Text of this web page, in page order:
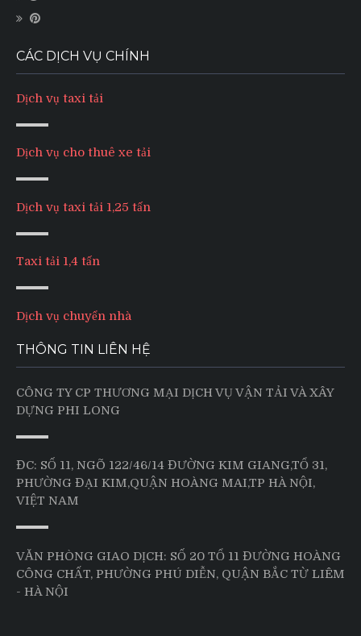
CÁC DỊCH VỤ CHÍNH
Dịch vụ taxi tải
Dịch vụ cho thuê xe tải
Dịch vụ taxi tải 1,25 tấn
Taxi tải 1,4 tấn
Dịch vụ chuyển nhà
THÔNG TIN LIÊN HỆ
CÔNG TY CP THƯƠNG MẠI DỊCH VỤ VẬN TẢI VÀ XÂY
DỰNG PHI LONG
ĐC: SỐ 11, NGÕ 122/46/14 ĐƯỜNG KIM GIANG,TỔ 31,
PHƯỜNG ĐẠI KIM,QUẬN HOÀNG MAI,TP HÀ NỘI,
VIỆT NAM
VĂN PHÒNG GIAO DỊCH: SỐ 20 TỔ 11 ĐƯỜNG HOÀNG
CÔNG CHẤT, PHƯỜNG PHÚ DIỄN, QUẬN BẮC TỪ LIÊM
- HÀ NỘI